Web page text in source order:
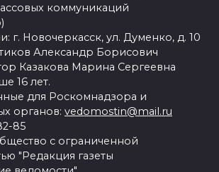
коммуникаций
г. Новочеркасск, ул. Думенко, д. 10
Александр Борисович
Казакова Марина Сергеевна
16 лет.
для Роскомнадзора и
органов: vedomostin@mail.ru
85
с ограниченной
"Редакция газеты